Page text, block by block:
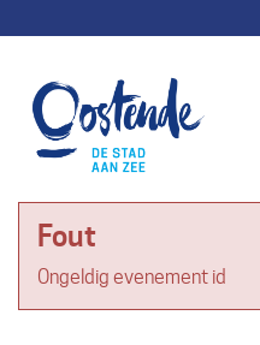
Fout
Ongeldig evenement id